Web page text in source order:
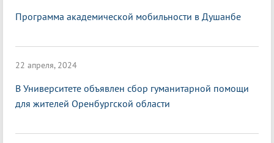
Программа академической мобильности в Душанбе
22 апреля, 2024
В Университете объявлен сбор гуманитарной помощи
для жителей Оренбургской области